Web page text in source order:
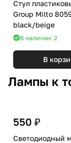
Стул
Group Milto
black/beige
В наличии: 2
В
Лампы к
550 ₽
Светодиодный